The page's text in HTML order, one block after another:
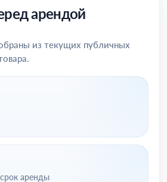
арендой
из текущих публичных
аренды